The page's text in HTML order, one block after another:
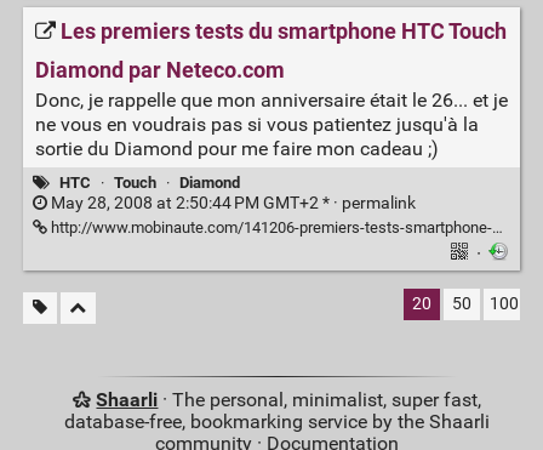
Les premiers tests du smartphone HTC Touch
Diamond par Neteco.com
Donc, je rappelle que mon anniversaire était le 26... et je
ne vous en voudrais pas si vous patientez jusqu'à la
sortie du Diamond pour me faire mon cadeau ;)
HTC · Touch · Diamond
May 28, 2008 at 2:50:44 PM GMT+2 * · permalink
http://www.mobinaute.com/141206-premiers-tests-smartphone-htc-touch-diamond.html
·
20 50 100
Shaarli · The personal, minimalist, super fast,
database-free, bookmarking service by the Shaarli
community · Documentation